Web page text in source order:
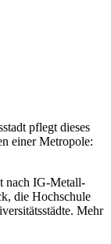
pflegt dieses
einer Metropole:
nach IG-Metall-
die Hochschule
Mehr